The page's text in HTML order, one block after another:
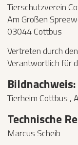
Tierschutzverein
Am Großen
03044 Cottbus
Vertreten durch
Verantwortlich für
Bildnachweis:
Tierheim Cottbus ,
Technische
Marcus Scheib